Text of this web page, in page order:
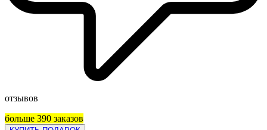
отзывов
больше 390 заказов